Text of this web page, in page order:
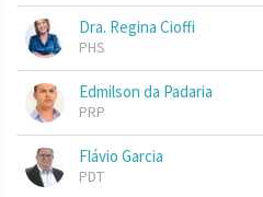
Dra. Regina Cioffi
PHS
Edmilson da Padaria
PRP
Flávio Garcia
PDT